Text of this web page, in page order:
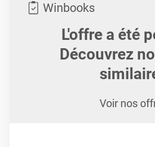
Winbooks
L'offre a été
Découvrez
Voir nos